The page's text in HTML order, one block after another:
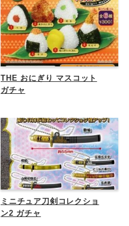
THE おにぎり マスコット
ガチャ
ミニチュア刀剣コレクショ
ン2 ガチャ